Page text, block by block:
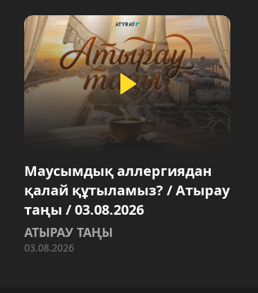
Маусымдық аллергиядан
қалай құтыламыз? / Атырау
таңы / 03.08.2026
АТЫРАУ ТАҢЫ
03.08.2026